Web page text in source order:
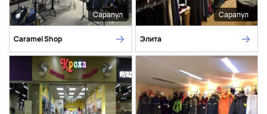
Сарапул
Caramel Shop
Сарапул
Элита